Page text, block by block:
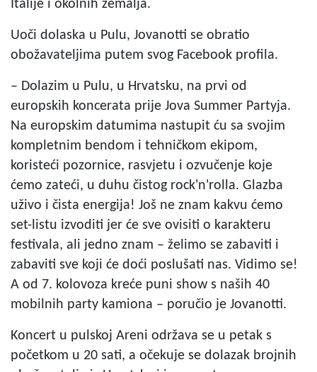
Italije i okolnih zemalja.
Uoči dolaska u Pulu, Jovanotti se obratio
obožavateljima putem svog Facebook profila.
– Dolazim u Pulu, u Hrvatsku, na prvi od
europskih koncerata prije Jova Summer Partyja.
Na europskim datumima nastupit ću sa svojim
kompletnim bendom i tehničkom ekipom,
koristeći pozornice, rasvjetu i ozvučenje koje
ćemo zateći, u duhu čistog rock'n'rolla. Glazba
uživo i čista energija! Još ne znam kakvu ćemo
set-listu izvoditi jer će sve ovisiti o karakteru
festivala, ali jedno znam – želimo se zabaviti i
zabaviti sve koji će doći poslušati nas. Vidimo se!
A od 7. kolovoza kreće puni show s naših 40
mobilnih party kamiona – poručio je Jovanotti.
Koncert u pulskoj Areni održava se u petak s
početkom u 20 sati, a očekuje se dolazak brojnih